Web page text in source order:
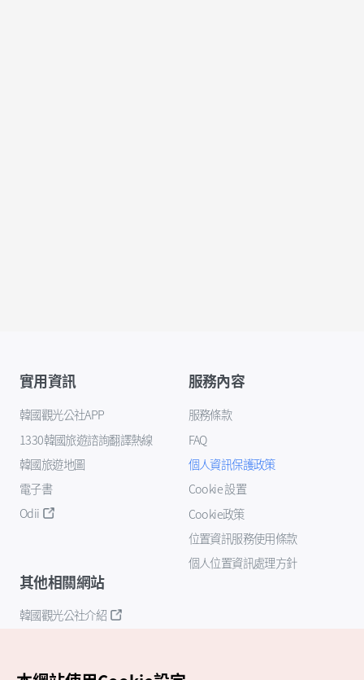
實用資訊
韓國觀光公社APP
1330韓國旅遊諮詢翻譯熱線
韓國旅遊地圖
電子書
Odii
服務內容
服務條款
FAQ
個人資訊保護政策
Cookie 設置
Cookie政策
位置資訊服務使用條款
個人位置資訊處理方針
其他相關網站
韓國觀光公社介紹